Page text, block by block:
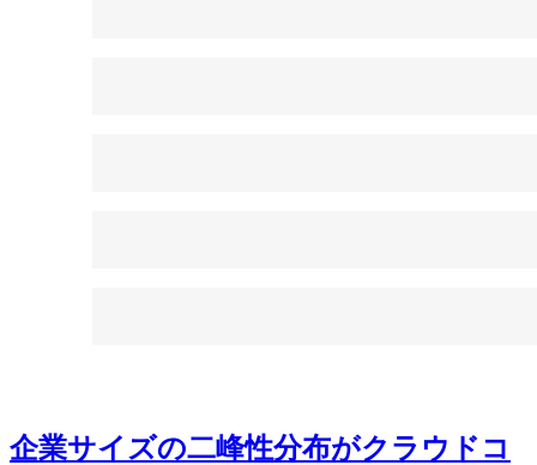
企業サイズの二峰性分布がクラウドコ